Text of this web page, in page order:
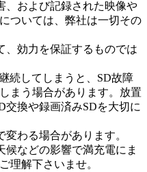
、および記録された映像や
ついては、弊社は一切その
、効力を保証するものでは
続してしまうと、SD故障
まう場合があります。放置
交換や録画済みSDを大切に
わる場合があります。
などの影響で満充電にま
理解下さいませ。